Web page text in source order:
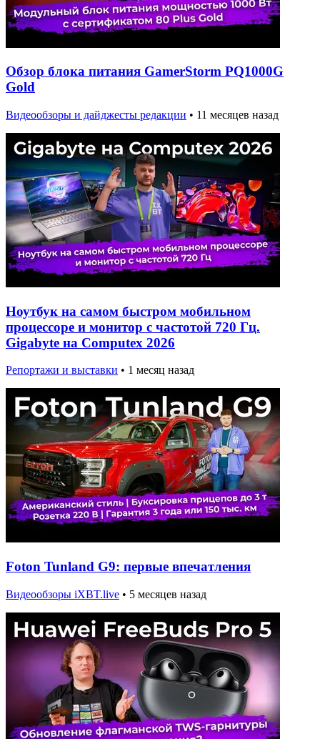
Обзор блока питания GamerStorm PQ1000G
Gold
Видеообзоры и дайджесты редакции • 11 месяцев назад
Ноутбук на самом быстром мобильном
процессоре и монитор с частотой 720 Гц.
Gigabyte на Computex 2026
Репортажи и выставки • 1 месяц назад
Foton Tunland G9: первые впечатления
Видеообзоры iXBT.live • 5 месяцев назад